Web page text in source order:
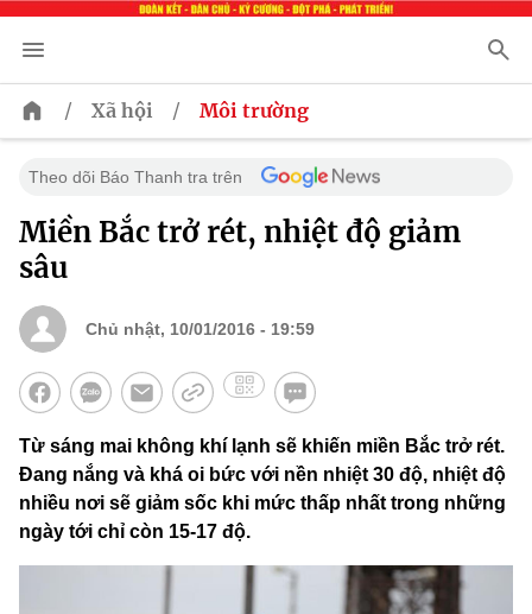
/ Xã hội / Môi trường
Theo dõi Báo Thanh tra trên
Miền Bắc trở rét, nhiệt độ giảm
sâu
Chủ nhật, 10/01/2016 - 19:59
Từ sáng mai không khí lạnh sẽ khiến miền Bắc trở rét.
Đang nắng và khá oi bức với nền nhiệt 30 độ, nhiệt độ
nhiều nơi sẽ giảm sốc khi mức thấp nhất trong những
ngày tới chỉ còn 15-17 độ.